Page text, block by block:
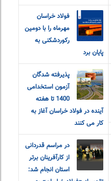
فولاد خراسان
مهرماه را با دومین
رکوردشکنی به
پایان برد
پذیرفته شدگان
آزمون استخدامی
1400 تا هفته
آینده در فولاد خراسان آغاز به
کار می کنند
در مراسم قدردانی
از کارآفرینان برتر
استان انجام شد: